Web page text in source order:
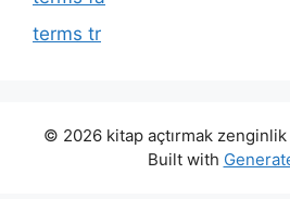
terms tr
© 2026 kitap açtırmak zenginlik
Built with